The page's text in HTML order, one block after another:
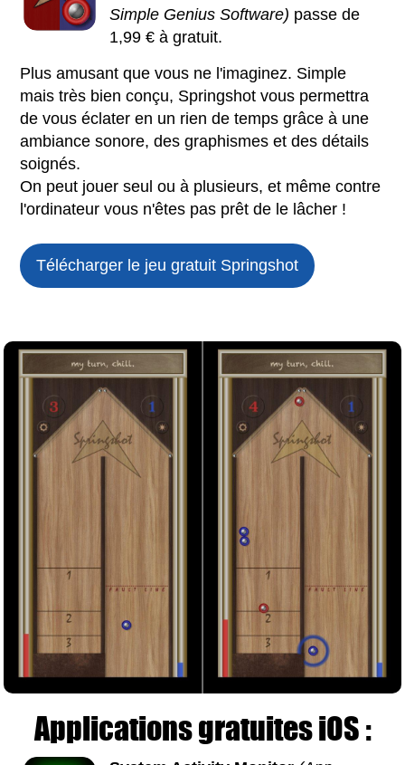
Simple Genius Software) passe de
1,99 € à gratuit.
Plus amusant que vous ne l'imaginez. Simple
mais très bien conçu, Springshot vous permettra
de vous éclater en un rien de temps grâce à une
ambiance sonore, des graphismes et des détails
soignés.
On peut jouer seul ou à plusieurs, et même contre
l'ordinateur vous n'êtes pas prêt de le lâcher !
Télécharger le jeu gratuit Springshot
Applications gratuites iOS :